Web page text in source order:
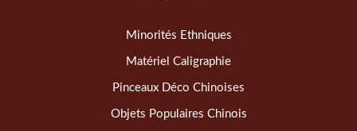
Minorités Ethniques
Matériel Caligraphie
Pinceaux Déco Chinoises
Objets Populaires Chinois